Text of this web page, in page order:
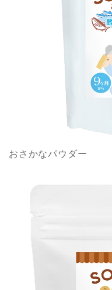
おさかなパウダー